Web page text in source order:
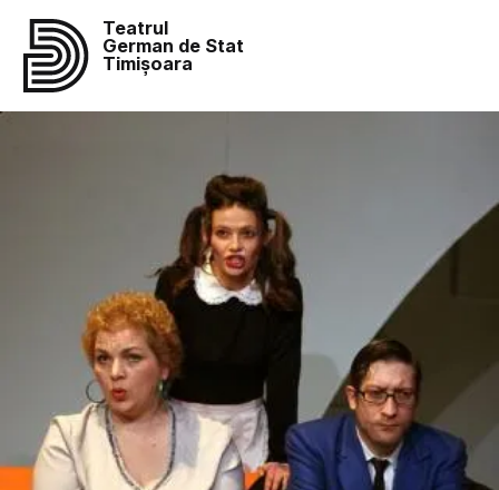
Teatrul
German de Stat
Timișoara